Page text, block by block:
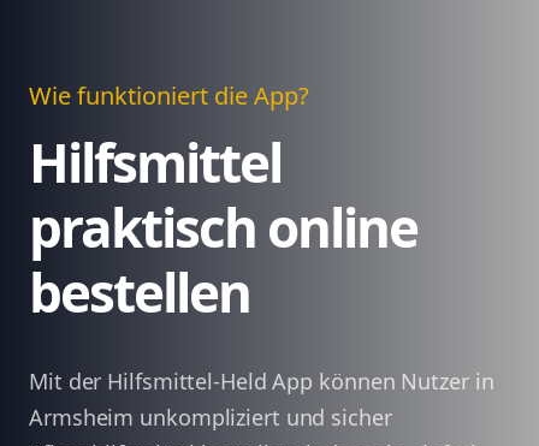
Wie funktioniert die App?
Hilfsmittel
praktisch online
bestellen
Mit der Hilfsmittel-Held App können Nutzer in
Armsheim unkompliziert und sicher